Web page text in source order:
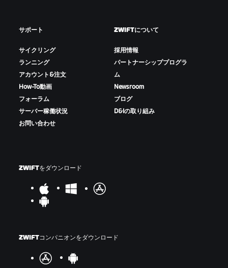
サポート
サイクリング
ランニング
アカウント&注文
How-To動画
フォーラム
サーバー稼働状況
お問い合わせ
ZWIFTについて
採用情報
パートナーシッププログラ
ム
Newsroom
ブログ
D&Iの取り組み
ZWIFTをダウンロード
ZWIFTコンパニオンをダウンロード